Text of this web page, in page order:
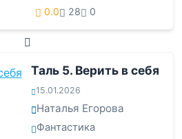
0.0 28 0
Таль 5. Верить в себя
15.01.2026
Наталья Егорова
Фантастика